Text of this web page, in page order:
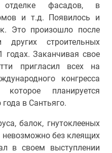
фасадов, в
и т.д. Появилось и
Это произошло после
строительных
Заканчивая свое
пригласил всех на
конгресса
планируется
в Сантьяго.
балок, гнутоклееных
невозможно без клеящих
в своем выступлении